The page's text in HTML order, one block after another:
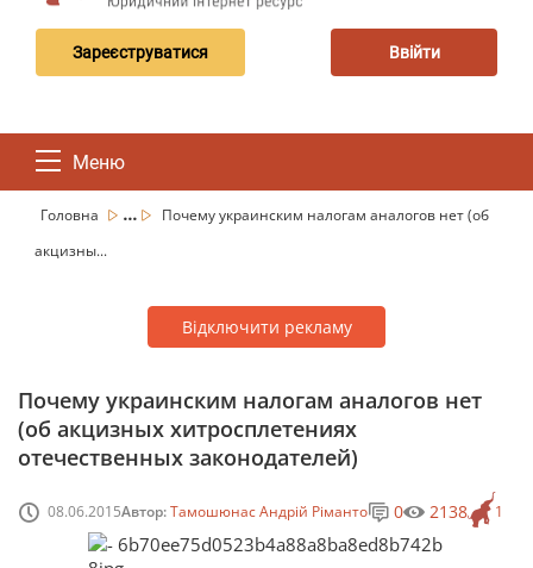
Зареєструватися Ввійти
Меню
Головна ...
Почему украинским налогам аналогов нет (об
акцизны...
Відключити рекламу
Почему украинским налогам аналогов нет
(об акцизных хитросплетениях
отечественных законодателей)
08.06.2015Автор:Тамошюнас Андрій Ріманто 1
0 2138